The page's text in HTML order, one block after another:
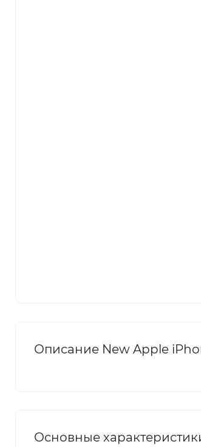
Описание New Apple
Основные